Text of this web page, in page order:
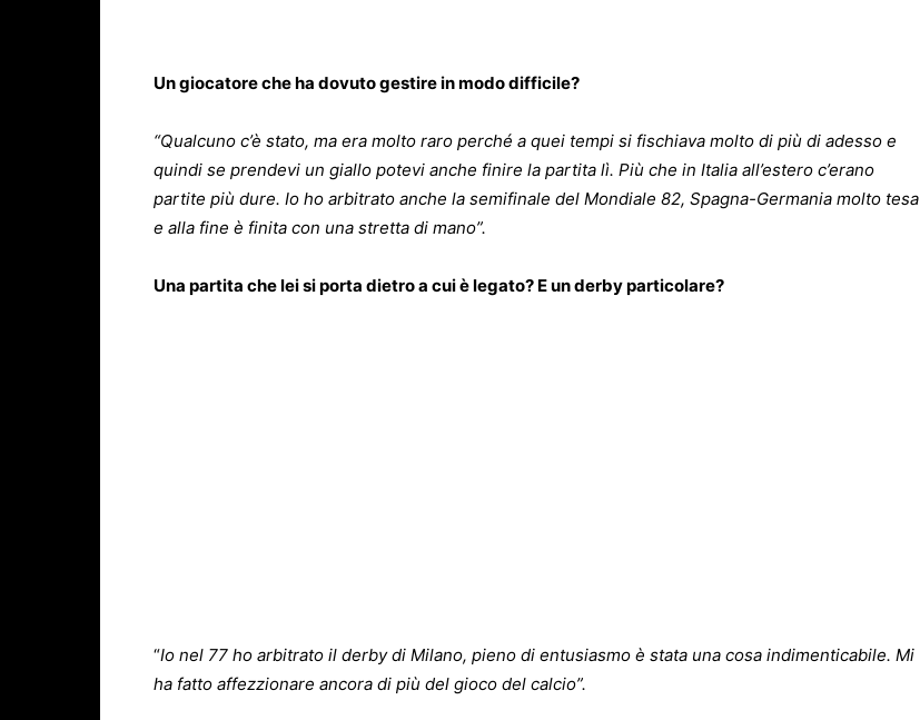
Un giocatore che ha dovuto gestire in modo difficile?
“Qualcuno c’è stato, ma era molto raro perché a quei tempi si fischiava molto di più di adesso e
quindi se prendevi un giallo potevi anche finire la partita lì. Più che in Italia all’estero c’erano
partite più dure. Io ho arbitrato anche la semifinale del Mondiale 82, Spagna-Germania molto tesa
e alla fine è finita con una stretta di mano”.
Una partita che lei si porta dietro a cui è legato? E un derby particolare?
“Io nel 77 ho arbitrato il derby di Milano, pieno di entusiasmo è stata una cosa indimenticabile. Mi
ha fatto affezzionare ancora di più del gioco del calcio”.